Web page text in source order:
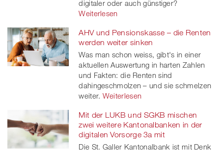
digitaler oder auch günstiger?
Weiterlesen
AHV und Pensionskasse – die Renten
werden weiter sinken
Was man schon weiss, gibt's in einer
aktuellen Auswertung in harten Zahlen
und Fakten: die Renten sind
dahingeschmolzen – und sie schmelzen
weiter. Weiterlesen
Mit der LUKB und SGKB mischen
zwei weitere Kantonalbanken in der
digitalen Vorsorge 3a mit
Die St. Galler Kantonalbank ist mit Denk